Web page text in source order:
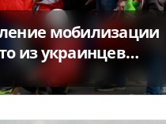
мобилизации
из украинцев
право на
защиту в ЕС